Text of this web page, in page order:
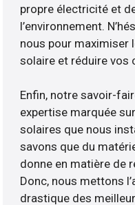
propre électricité et
l’environnement.
nous pour maximiser
solaire et réduire vos
Enfin, notre savoir-
expertise marquée
solaires que nous
savons que du
donne en matière de
Donc, nous mettons
drastique des